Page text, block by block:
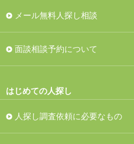
メール無料人探し相談
面談相談予約について
はじめての人探し
人探し調査依頼に必要なもの